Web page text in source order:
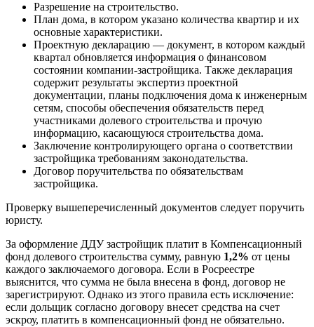
Разрешение на строительство.
План дома, в котором указано количества квартир и их
основные характеристики.
Проектную декларацию — документ, в котором каждый
квартал обновляется информация о финансовом
состоянии компании-застройщика. Также декларация
содержит результаты экспертиз проектной
документации, планы подключения дома к инженерным
сетям, способы обеспечения обязательств перед
участниками долевого строительства и прочую
информацию, касающуюся строительства дома.
Заключение контролирующего органа о соответствии
застройщика требованиям законодательства.
Договор поручительства по обязательствам
застройщика.
Проверку вышеперечисленный документов следует поручить
юристу.
За оформление ДДУ застройщик платит в Компенсационный
фонд долевого строительства сумму, равную 1,2% от цены
каждого заключаемого договора. Если в Росреестре
выяснится, что сумма не была внесена в фонд, договор не
зарегистрируют. Однако из этого правила есть исключение:
если дольщик согласно договору внесет средства на счет
эскроу, платить в компенсационный фонд не обязательно.